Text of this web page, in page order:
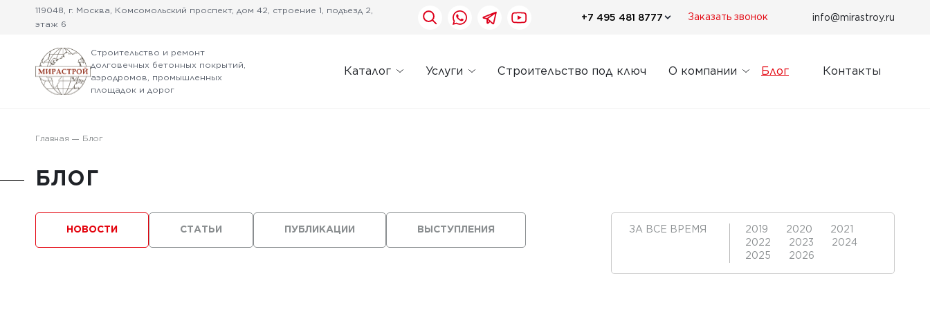
119048, г. Москва, Комсомольский проспект, дом 42, строение 1, подъезд 2,
этаж 6
+7 495 481 8777 Заказать звонок info@mirastroy.ru
Строительство и ремонт
долговечных бетонных покрытий,
аэродромов, промышленных
площадок и дорог
Каталог Услуги Строительство под ключ О компании Блог Контакты
Главная Блог
БЛОГ
ВЫСТУПЛЕНИЯ
ПУБЛИКАЦИИ
НОВОСТИ СТАТЬИ ЗА ВСЕ ВРЕМЯ 2019 2020
2021
2022
2023
2024
2025
2026